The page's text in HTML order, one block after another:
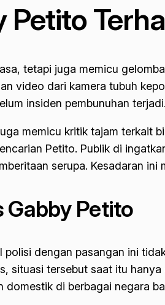
tetapi juga memicu
video dari kamera tubuh
insiden pembunuhan terjadi.
memicu kritik tajam terkait
Petito. Publik di
serupa. Kesadaran
Gabby Petito
dengan pasangan ini
situasi tersebut saat itu
di berbagai negara